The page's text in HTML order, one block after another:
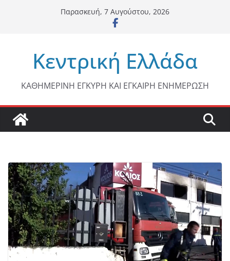
Παρασκευή, 7 Αυγούστου, 2026
Κεντρική Ελλάδα
ΚΑΘΗΜΕΡΙΝΗ ΕΓΚΥΡΗ ΚΑΙ ΕΓΚΑΙΡΗ ΕΝΗΜΕΡΩΣΗ